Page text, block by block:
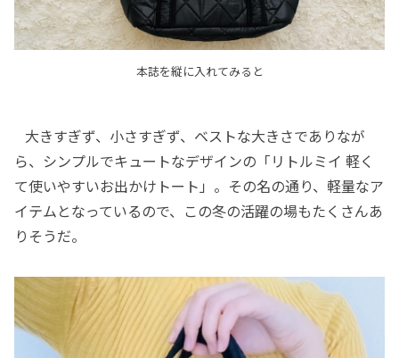
本誌を縦に入れてみると
大きすぎず、小さすぎず、ベストな大きさでありなが
ら、シンプルでキュートなデザインの「リトルミイ 軽く
て使いやすいお出かけトート」。その名の通り、軽量なア
イテムとなっているので、この冬の活躍の場もたくさんあ
りそうだ。